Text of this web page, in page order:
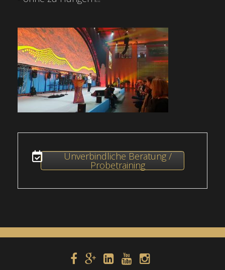
Unverbindliche Beratung /
Probetraining